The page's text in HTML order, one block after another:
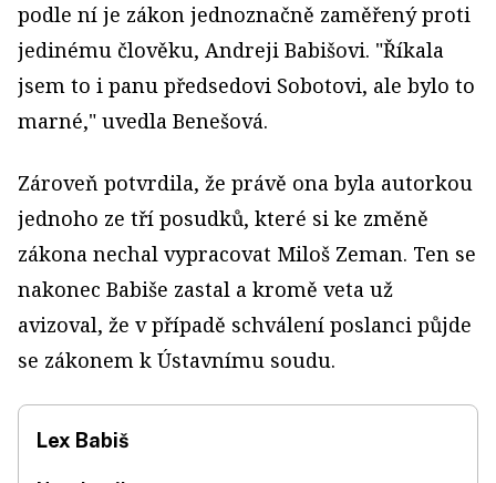
podle ní je zákon jednoznačně zaměřený proti
jedinému člověku, Andreji Babišovi. "Říkala
jsem to i panu předsedovi Sobotovi, ale bylo to
marné," uvedla Benešová.
Zároveň potvrdila, že právě ona byla autorkou
jednoho ze tří posudků, které si ke změně
zákona nechal vypracovat Miloš Zeman. Ten se
nakonec Babiše zastal a kromě veta už
avizoval, že v případě schválení poslanci půjde
se zákonem k Ústavnímu soudu.
Lex Babiš